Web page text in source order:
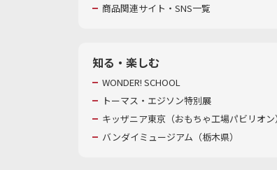
商品関連サイト・SNS一覧
知る・楽しむ
WONDER! SCHOOL
トーマス・エジソン特別展
キッザニア東京（おもちゃ工場パビリオ
バンダイミュージアム（栃木県）